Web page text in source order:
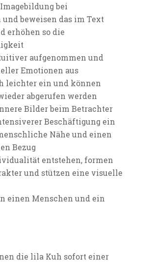
bei
beweisen das im Text
erhöhen so die
aufgenommen und
Emotionen aus
leichter ein und können
abgerufen werden
Bilder beim Betrachter
Beschäftigung ein
Nähe und einen
Bezug
entstehen, formen
und stützen eine visuelle
einen Menschen und ein
die lila Kuh sofort einer